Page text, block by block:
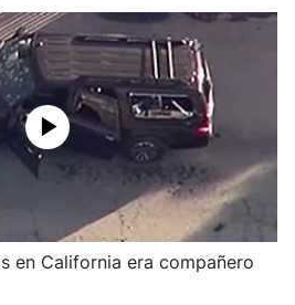
en California era compañero